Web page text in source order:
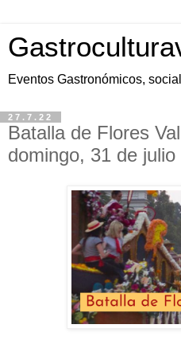
Eventos Gastronómicos,
27.7.22
Batalla de Flores
domingo, 31 de julio